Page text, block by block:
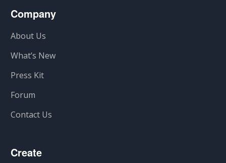
Company
About Us
What’s New
Press Kit
Forum
Contact Us
Create